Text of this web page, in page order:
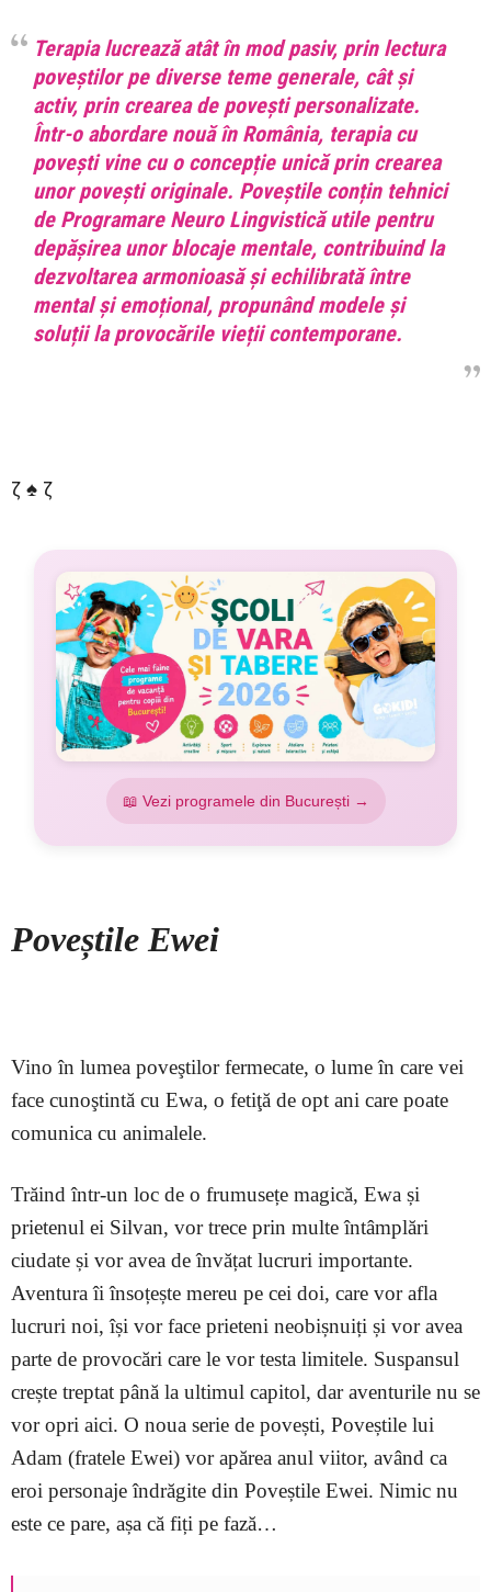
Terapia lucrează atât în mod pasiv, prin lectura
poveștilor pe diverse teme generale, cât și
activ, prin crearea de povești personalizate.
Într-o abordare nouă în România, terapia cu
povești vine cu o concepție unică prin crearea
unor povești originale. Poveștile conțin tehnici
de Programare Neuro Lingvistică utile pentru
depășirea unor blocaje mentale, contribuind la
dezvoltarea armonioasă și echilibrată între
mental și emoțional, propunând modele și
soluții la provocările vieții contemporane.
ζ ♠ ζ
📖 Vezi programele din București →
Poveștile Ewei
Vino în lumea poveştilor fermecate, o lume în care vei
face cunoştintă cu Ewa, o fetiţă de opt ani care poate
comunica cu animalele.
Trăind într-un loc de o frumusețe magică, Ewa și
prietenul ei Silvan, vor trece prin multe întâmplări
ciudate și vor avea de învățat lucruri importante.
Aventura îi însoțește mereu pe cei doi, care vor afla
lucruri noi, își vor face prieteni neobișnuiți și vor avea
parte de provocări care le vor testa limitele. Suspansul
crește treptat până la ultimul capitol, dar aventurile nu se
vor opri aici. O noua serie de povești, Poveștile lui
Adam (fratele Ewei) vor apărea anul viitor, având ca
eroi personaje îndrăgite din Poveștile Ewei. Nimic nu
este ce pare, așa că fiți pe fază…